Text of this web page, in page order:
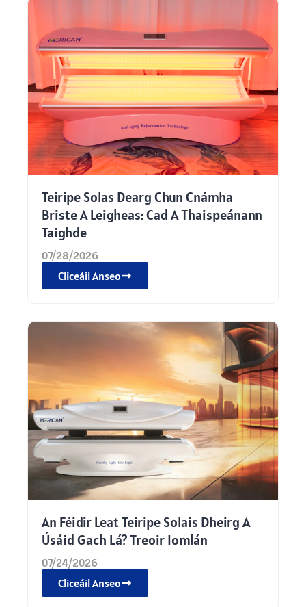
Teiripe Solas Dearg Chun Cnámha
Briste A Leigheas: Cad A Thaispeánann
Taighde
07/28/2026
Cliceáil Anseo
An Féidir Leat Teiripe Solais Dheirg A
Úsáid Gach Lá? Treoir Iomlán
07/24/2026
Cliceáil Anseo